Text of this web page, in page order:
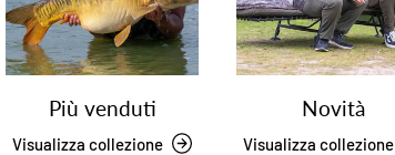
Più venduti
Visualizza collezione
Novità
Visualizza collezione